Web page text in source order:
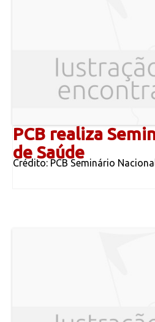
PCB realiza
de Saúde
Crédito: PCB Seminário